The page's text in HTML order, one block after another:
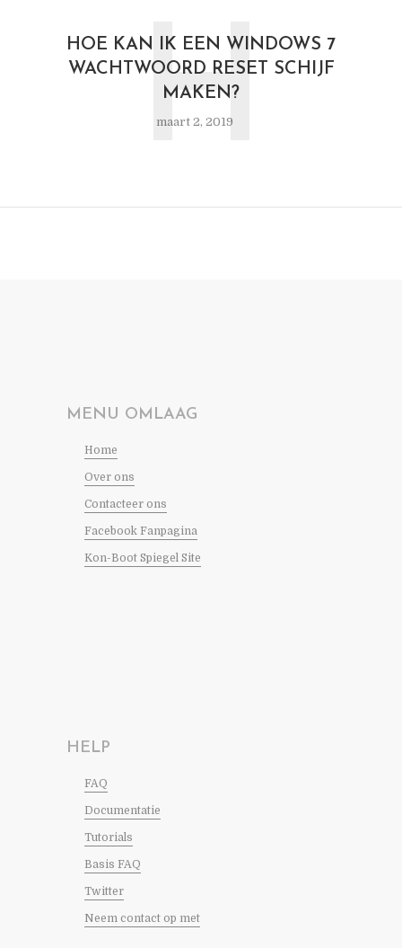
HOE KAN IK EEN WINDOWS 7
WACHTWOORD RESET SCHIJF
MAKEN?
maart 2, 2019
H
MENU OMLAAG
Home
Over ons
Contacteer ons
Facebook Fanpagina
Kon-Boot Spiegel Site
HELP
FAQ
Documentatie
Tutorials
Basis FAQ
Twitter
Neem contact op met